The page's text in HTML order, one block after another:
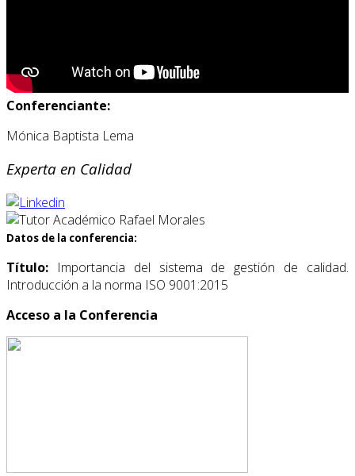
Conferenciante:
Mónica Baptista Lema
Experta en Calidad
Datos de la conferencia:
Título: Importancia del sistema de gestión de calidad.
Introducción a la norma ISO 9001:2015
Acceso a la Conferencia